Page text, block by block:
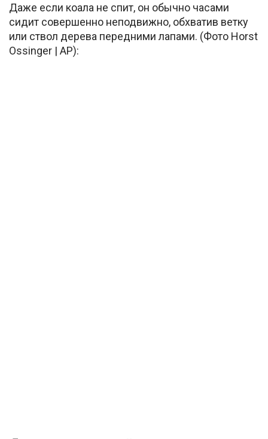
Даже если коала не спит, он обычно часами
сидит совершенно неподвижно, обхватив ветку
или ствол дерева передними лапами. (Фото Horst
Ossinger | AP):